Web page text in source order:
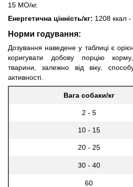
15 МО/кг.
Енергетична цінність/кг: 1208 ккал
Норми годування:
Дозування наведене у таблиці є
коригувати добову порцію
тварини, залежно від віку,
активності.
Вага собаки/кг
2 - 5
10 - 15
20 - 25
30 - 40
60